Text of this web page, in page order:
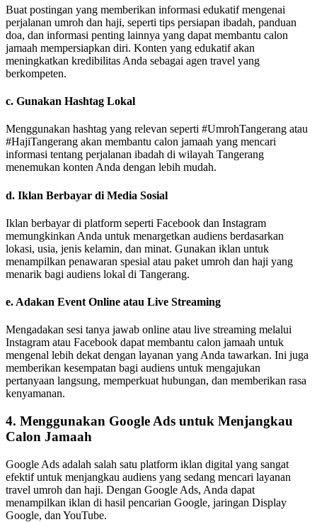
Buat postingan yang memberikan informasi edukatif mengenai
perjalanan umroh dan haji, seperti tips persiapan ibadah, panduan
doa, dan informasi penting lainnya yang dapat membantu calon
jamaah mempersiapkan diri. Konten yang edukatif akan
meningkatkan kredibilitas Anda sebagai agen travel yang
berkompeten.
c. Gunakan Hashtag Lokal
Menggunakan hashtag yang relevan seperti #UmrohTangerang atau
#HajiTangerang akan membantu calon jamaah yang mencari
informasi tentang perjalanan ibadah di wilayah Tangerang
menemukan konten Anda dengan lebih mudah.
d. Iklan Berbayar di Media Sosial
Iklan berbayar di platform seperti Facebook dan Instagram
memungkinkan Anda untuk menargetkan audiens berdasarkan
lokasi, usia, jenis kelamin, dan minat. Gunakan iklan untuk
menampilkan penawaran spesial atau paket umroh dan haji yang
menarik bagi audiens lokal di Tangerang.
e. Adakan Event Online atau Live Streaming
Mengadakan sesi tanya jawab online atau live streaming melalui
Instagram atau Facebook dapat membantu calon jamaah untuk
mengenal lebih dekat dengan layanan yang Anda tawarkan. Ini juga
memberikan kesempatan bagi audiens untuk mengajukan
pertanyaan langsung, memperkuat hubungan, dan memberikan rasa
kenyamanan.
4. Menggunakan Google Ads untuk Menjangkau
Calon Jamaah
Google Ads adalah salah satu platform iklan digital yang sangat
efektif untuk menjangkau audiens yang sedang mencari layanan
travel umroh dan haji. Dengan Google Ads, Anda dapat
menampilkan iklan di hasil pencarian Google, jaringan Display
Google, dan YouTube.